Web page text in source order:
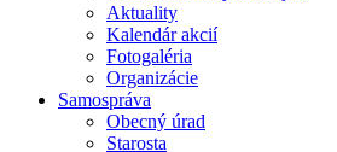
Aktuality
Kalendár akcií
Fotogaléria
Organizácie
Samospráva
Obecný úrad
Starosta